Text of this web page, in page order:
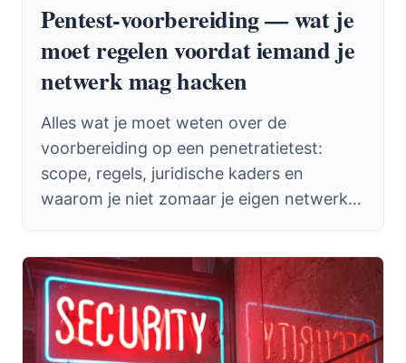
Pentest-voorbereiding — wat je
moet regelen voordat iemand je
netwerk mag hacken
Alles wat je moet weten over de
voorbereiding op een penetratietest:
scope, regels, juridische kaders en
waarom je niet zomaar je eigen netwerk